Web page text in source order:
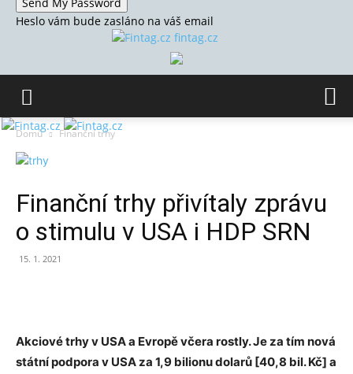
Heslo vám bude zasláno na váš email
fintag.cz
Domů Finanční trhy
Finanční trhy přivítaly zprávu
o stimulu v USA i HDP SRN
15. 1. 2021
Akciové trhy v USA a Evropě včera rostly. Je za tím nová
státní podpora v USA za 1,9 bilionu dolarů [40,8 bil. Kč] a